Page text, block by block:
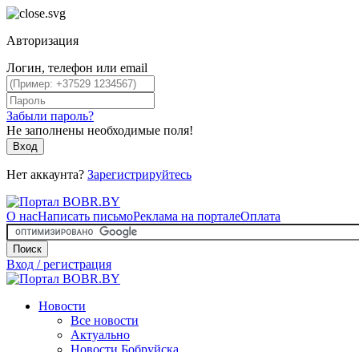
Авторизация
Логин, телефон или email
Забыли пароль?
Не заполнены необходимые поля!
Вход
Нет аккаунта? Зарегистрируйтесь
О насНаписать письмоРеклама на порталеОплата
Поиск
Вход / регистрация
Новости
Все новости
Актуально
Новости Бобруйска